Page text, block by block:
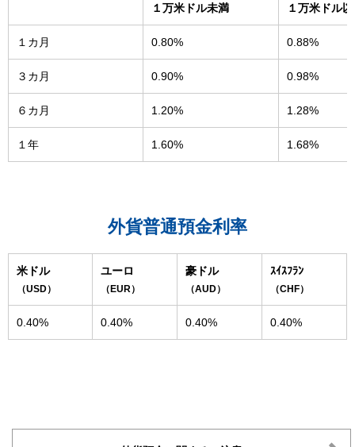
１万米ドル未満 １万米ドル
１カ月 0.80% 0.88%
３カ月 0.90% 0.98%
６カ月 1.20% 1.28%
１年 1.60% 1.68%
外貨普通預金利率
米ドル
（USD）
ユーロ
（EUR）
豪ドル
（AUD）
ｽｲｽﾌﾗﾝ
（CHF）
0.40% 0.40% 0.40% 0.40%